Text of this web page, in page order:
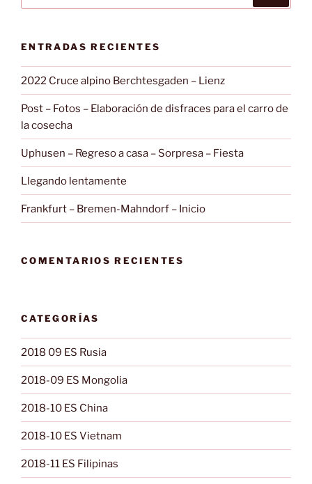
ENTRADAS RECIENTES
2022 Cruce alpino Berchtesgaden – Lienz
Post – Fotos – Elaboración de disfraces para el carro de
la cosecha
Uphusen – Regreso a casa – Sorpresa – Fiesta
Llegando lentamente
Frankfurt – Bremen-Mahndorf – Inicio
COMENTARIOS RECIENTES
CATEGORÍAS
2018 09 ES Rusia
2018-09 ES Mongolia
2018-10 ES China
2018-10 ES Vietnam
2018-11 ES Filipinas